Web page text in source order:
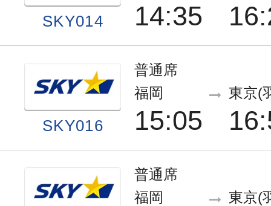
SKY014 14:35
SKY016
普通席
福岡
15:05
東京(
普通席
福岡
東京(